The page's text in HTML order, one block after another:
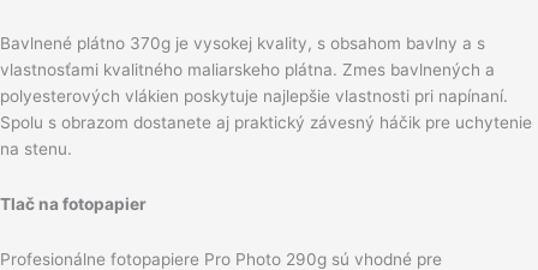
Bavlnené plátno 370g je vysokej kvality, s obsahom bavlny a s
vlastnosťami kvalitného maliarskeho plátna. Zmes bavlnených a
polyesterových vlákien poskytuje najlepšie vlastnosti pri napínaní.
Spolu s obrazom dostanete aj praktický závesný háčik pre uchytenie
na stenu.
Tlač na fotopapier
Profesionálne fotopapiere Pro Photo 290g sú vhodné pre